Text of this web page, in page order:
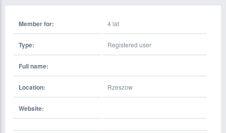
Member for: 4 lat
Type: Registered user
Full name:
Location: Rzeszow
Website: